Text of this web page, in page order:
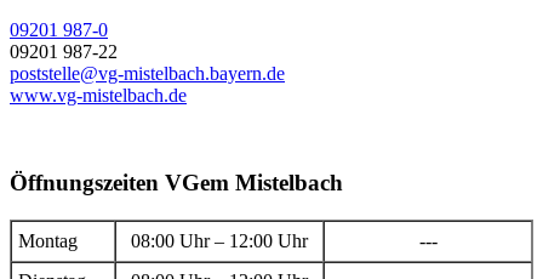
09201 987-0
09201 987-22
poststelle@vg-mistelbach.bayern.de
www.vg-mistelbach.de
Öffnungszeiten VGem Mistelbach
Montag 08:00 Uhr – 12:00 Uhr
---